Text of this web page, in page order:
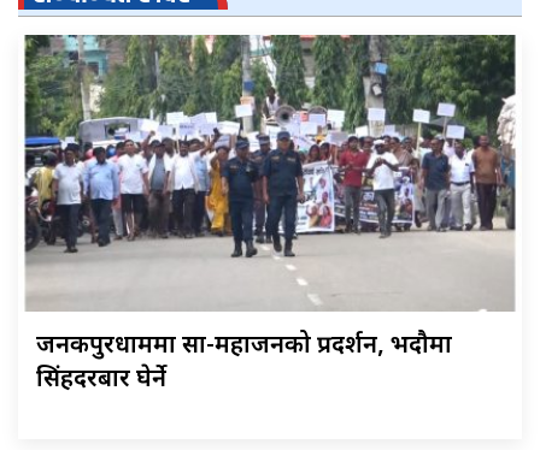
जनकपुरधाममा साहु-महाजनको प्रदर्शन, भदौमा
सिंहदरबार घेर्ने